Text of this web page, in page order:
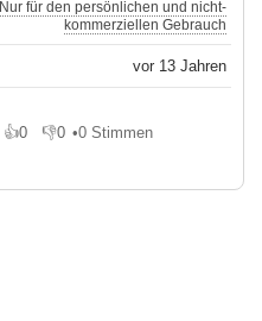
Nur für den persönlichen und nicht-
kommerziellen Gebrauch
vor 13 Jahren
👍0
Gefällt mir
👎0
Gefällt mir nicht
•0 Stimmen